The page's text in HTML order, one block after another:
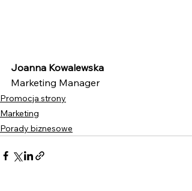
Joanna Kowalewska
Marketing Manager
Promocja strony
Marketing
Porady biznesowe